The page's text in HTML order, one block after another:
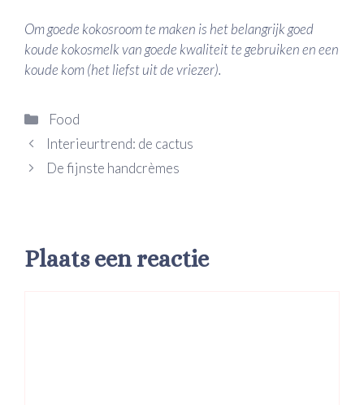
Om goede kokosroom te maken is het belangrijk goed
koude kokosmelk van goede kwaliteit te gebruiken en een
koude kom (het liefst uit de vriezer).
Categorieën
Food
Interieurtrend: de cactus
De fijnste handcrèmes
Plaats een reactie